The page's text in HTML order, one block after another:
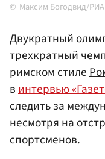
Максим Богодвид/
Двукратный
трехкратный
римском стиле
винтервью
следить за
несмотря на
спортсменов.